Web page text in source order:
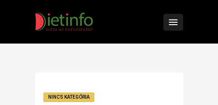
NINCS KATEGÓRIA